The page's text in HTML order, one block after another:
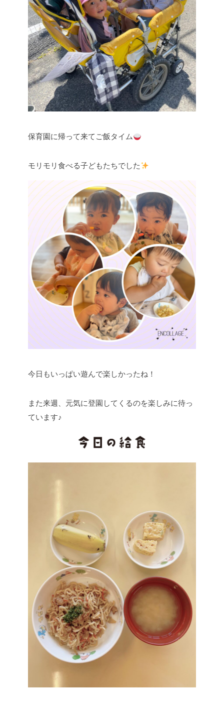
保育園に帰って来てご飯タイム
モリモリ食べる子どもたちでした
今日もいっぱい遊んで楽しかったね！
また来週、元気に登園してくるのを楽しみに待っ
ています♪